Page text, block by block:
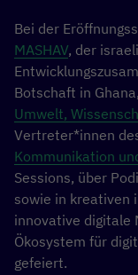
Bei der
MASHAV, der
Botschaft in
Umwelt,
Vertreter*innen
Kommunikation
Sessions, über
sowie in kreativen
innovative digitale
Ökosystem für
gefeiert.